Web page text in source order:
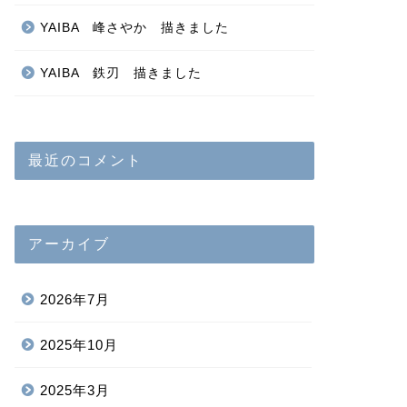
YAIBA 峰さやか 描きました
YAIBA 鉄刃 描きました
最近のコメント
アーカイブ
2026年7月
2025年10月
2025年3月